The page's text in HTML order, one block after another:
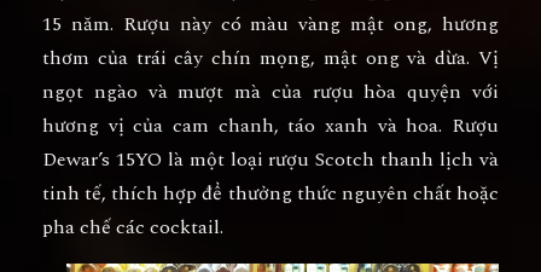
15 năm. Rượu này có màu vàng mật ong, hương
thơm của trái cây chín mọng, mật ong và dừa. Vị
ngọt ngào và mượt mà của rượu hòa quyện với
hương vị của cam chanh, táo xanh và hoa. Rượu
Dewar’s 15YO là một loại rượu Scotch thanh lịch và
tinh tế, thích hợp để thưởng thức nguyên chất hoặc
pha chế các cocktail.